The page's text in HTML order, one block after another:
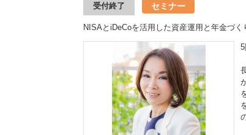
受付終了 セミナー
NISAとiDeCoを活用した資産運用と年金づく